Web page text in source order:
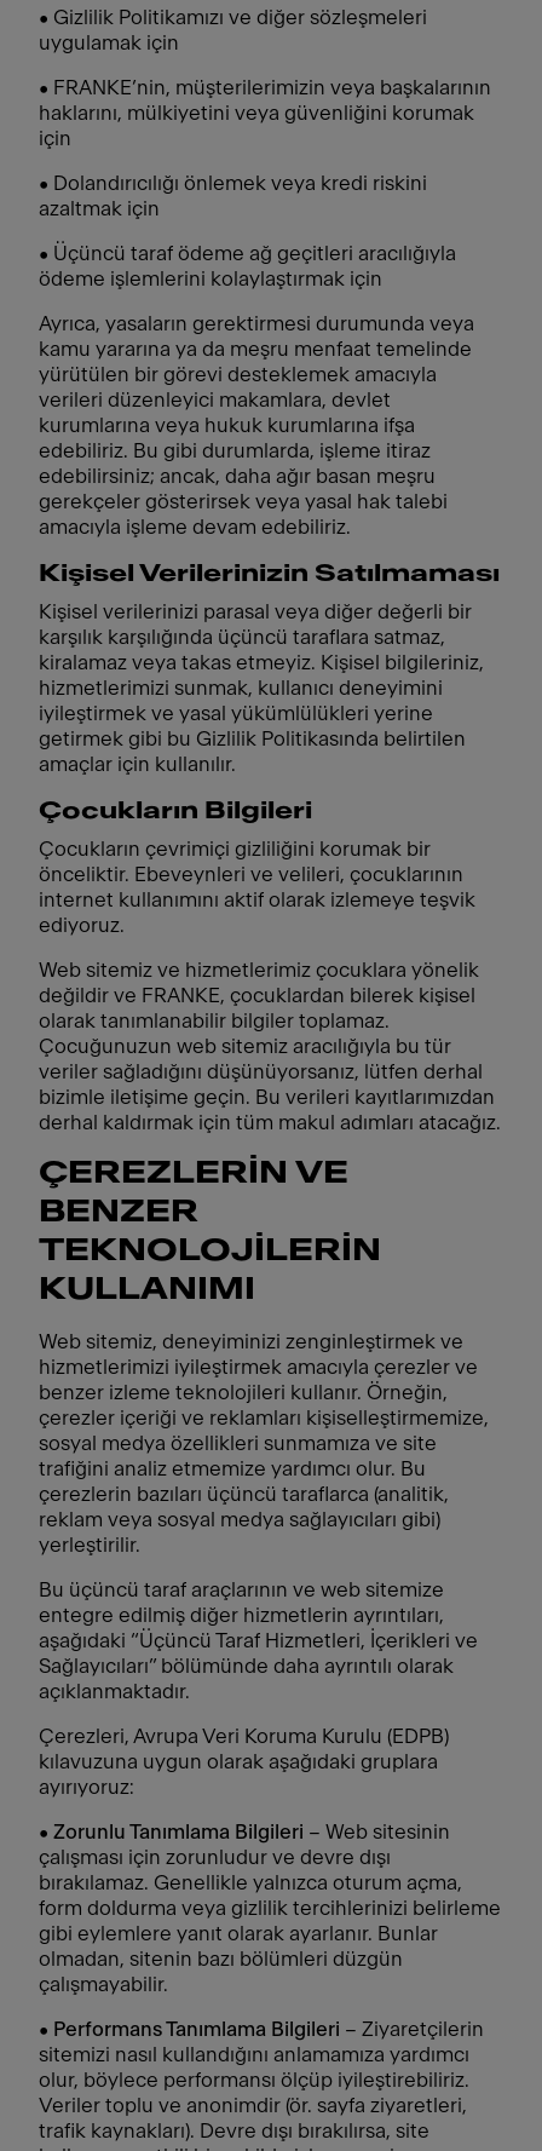
• Gizlilik Politikamızı ve diğer sözleşmeleri
uygulamak için
• FRANKE’nin, müşterilerimizin veya başkalarının
haklarını, mülkiyetini veya güvenliğini korumak
için
• Dolandırıcılığı önlemek veya kredi riskini
azaltmak için
• Üçüncü taraf ödeme ağ geçitleri aracılığıyla
ödeme işlemlerini kolaylaştırmak için
Ayrıca, yasaların gerektirmesi durumunda veya
kamu yararına ya da meşru menfaat temelinde
yürütülen bir görevi desteklemek amacıyla
verileri düzenleyici makamlara, devlet
kurumlarına veya hukuk kurumlarına ifşa
edebiliriz. Bu gibi durumlarda, işleme itiraz
edebilirsiniz; ancak, daha ağır basan meşru
gerekçeler gösterirsek veya yasal hak talebi
amacıyla işleme devam edebiliriz.
Kişisel Verilerinizin Satılmaması
Kişisel verilerinizi parasal veya diğer değerli bir
karşılık karşılığında üçüncü taraflara satmaz,
kiralamaz veya takas etmeyiz. Kişisel bilgileriniz,
hizmetlerimizi sunmak, kullanıcı deneyimini
iyileştirmek ve yasal yükümlülükleri yerine
getirmek gibi bu Gizlilik Politikasında belirtilen
amaçlar için kullanılır.
Çocukların Bilgileri
Çocukların çevrimiçi gizliliğini korumak bir
önceliktir. Ebeveynleri ve velileri, çocuklarının
internet kullanımını aktif olarak izlemeye teşvik
ediyoruz.
Web sitemiz ve hizmetlerimiz çocuklara yönelik
değildir ve FRANKE, çocuklardan bilerek kişisel
olarak tanımlanabilir bilgiler toplamaz.
Çocuğunuzun web sitemiz aracılığıyla bu tür
veriler sağladığını düşünüyorsanız, lütfen derhal
bizimle iletişime geçin. Bu verileri kayıtlarımızdan
derhal kaldırmak için tüm makul adımları atacağız.
ÇEREZLERİN VE
BENZER
TEKNOLOJİLERİN
KULLANIMI
Web sitemiz, deneyiminizi zenginleştirmek ve
hizmetlerimizi iyileştirmek amacıyla çerezler ve
benzer izleme teknolojileri kullanır. Örneğin,
çerezler içeriği ve reklamları kişiselleştirmemize,
sosyal medya özellikleri sunmamıza ve site
trafiğini analiz etmemize yardımcı olur. Bu
çerezlerin bazıları üçüncü taraflarca (analitik,
reklam veya sosyal medya sağlayıcıları gibi)
yerleştirilir.
Bu üçüncü taraf araçlarının ve web sitemize
entegre edilmiş diğer hizmetlerin ayrıntıları,
aşağıdaki “Üçüncü Taraf Hizmetleri, İçerikleri ve
Sağlayıcıları” bölümünde daha ayrıntılı olarak
açıklanmaktadır.
Çerezleri, Avrupa Veri Koruma Kurulu (EDPB)
kılavuzuna uygun olarak aşağıdaki gruplara
ayırıyoruz:
• Zorunlu Tanımlama Bilgileri – Web sitesinin
çalışması için zorunludur ve devre dışı
bırakılamaz. Genellikle yalnızca oturum açma,
form doldurma veya gizlilik tercihlerinizi belirleme
gibi eylemlere yanıt olarak ayarlanır. Bunlar
olmadan, sitenin bazı bölümleri düzgün
çalışmayabilir.
• Performans Tanımlama Bilgileri – Ziyaretçilerin
sitemizi nasıl kullandığını anlamamıza yardımcı
olur, böylece performansı ölçüp iyileştirebiliriz.
Veriler toplu ve anonimdir (ör. sayfa ziyaretleri,
trafik kaynakları). Devre dışı bırakılırsa, site